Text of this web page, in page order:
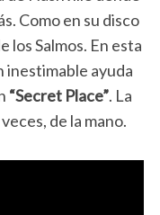
Como en su disco
los Salmos. En esta
inestimable ayuda
“Secret Place”. La
de la mano.